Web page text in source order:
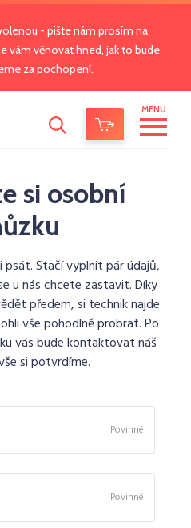
- pište nám prosím na
vám věnovat hned, jak to bude
za pochopení.
MENU
si osobní
Stačí vyplnit pár údajů,
u nás chcete zastavit. Díky
předem, si technik najde
vše pohodlně probrat. Po
vás bude kontaktovat náš
si potvrdíme.
Povinné
Povinné